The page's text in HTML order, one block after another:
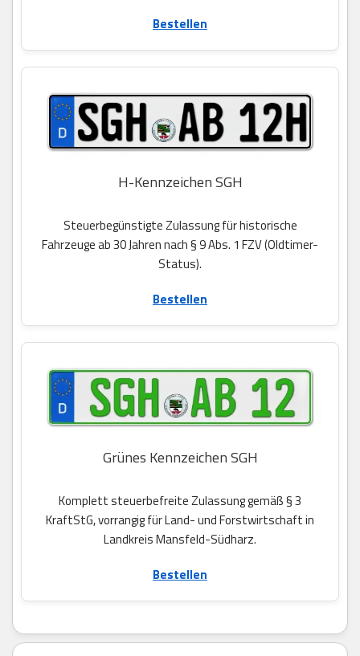
Bestellen
H-Kennzeichen SGH
Steuerbegünstigte Zulassung für historische
Fahrzeuge ab 30 Jahren nach § 9 Abs. 1 FZV (Oldtimer-
Status).
Bestellen
Grünes Kennzeichen SGH
Komplett steuerbefreite Zulassung gemäß § 3
KraftStG, vorrangig für Land- und Forstwirtschaft in
Landkreis Mansfeld-Südharz.
Bestellen